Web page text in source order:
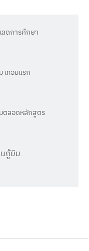
ดการศึกษา
เทอมแรก
ตลอดหลักสูตร
กู้ยืม